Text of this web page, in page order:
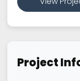
Project